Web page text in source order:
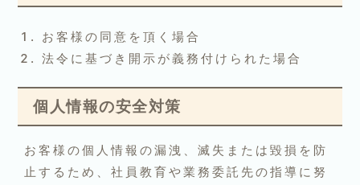
お客様の同意を頂く場合
法令に基づき開示が義務付けられた場合
個人情報の安全対策
お客様の個人情報の漏洩、滅失または毀損を防
止するため、社員教育や業務委託先の指導に努